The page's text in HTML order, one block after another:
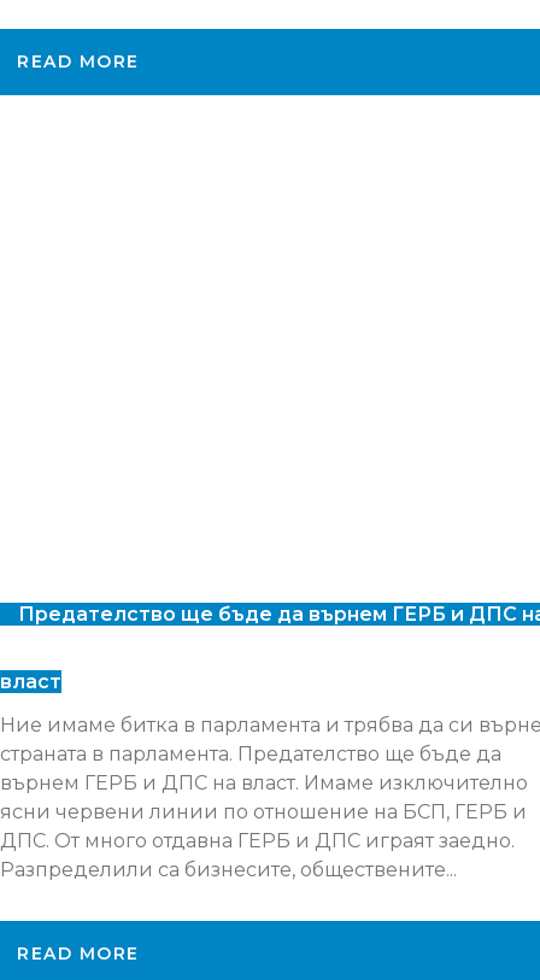
READ MORE
Предателство ще бъде да върнем ГЕРБ и ДПС
власт
Ние имаме битка в парламента и трябва да си
страната в парламента. Предателство ще бъде да
върнем ГЕРБ и ДПС на власт. Имаме изключително
ясни червени линии по отношение на БСП, ГЕРБ и
ДПС. От много отдавна ГЕРБ и ДПС играят заедно.
Разпределили са бизнесите, обществените...
READ MORE